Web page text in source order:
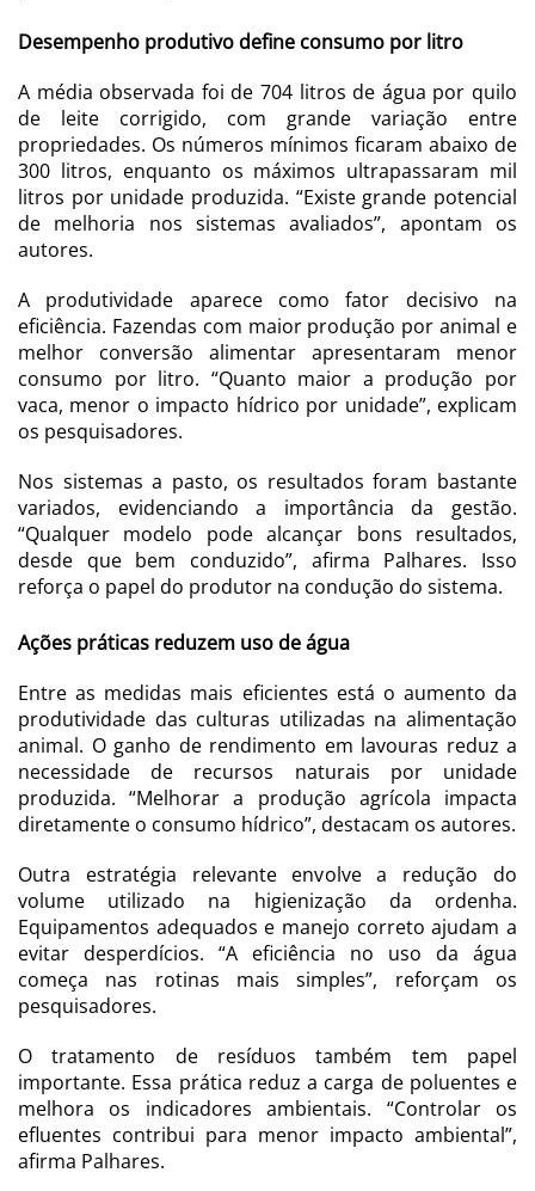
Desempenho produtivo define consumo por litro
A média observada foi de 704 litros de água por quilo
de leite corrigido, com grande variação entre
propriedades. Os números mínimos ficaram abaixo de
300 litros, enquanto os máximos ultrapassaram mil
litros por unidade produzida. “Existe grande potencial
de melhoria nos sistemas avaliados”, apontam os
autores.
A produtividade aparece como fator decisivo na
eficiência. Fazendas com maior produção por animal e
melhor conversão alimentar apresentaram menor
consumo por litro. “Quanto maior a produção por
vaca, menor o impacto hídrico por unidade”, explicam
os pesquisadores.
Nos sistemas a pasto, os resultados foram bastante
variados, evidenciando a importância da gestão.
“Qualquer modelo pode alcançar bons resultados,
desde que bem conduzido”, afirma Palhares. Isso
reforça o papel do produtor na condução do sistema.
Ações práticas reduzem uso de água
Entre as medidas mais eficientes está o aumento da
produtividade das culturas utilizadas na alimentação
animal. O ganho de rendimento em lavouras reduz a
necessidade de recursos naturais por unidade
produzida. “Melhorar a produção agrícola impacta
diretamente o consumo hídrico”, destacam os autores.
Outra estratégia relevante envolve a redução do
volume utilizado na higienização da ordenha.
Equipamentos adequados e manejo correto ajudam a
evitar desperdícios. “A eficiência no uso da água
começa nas rotinas mais simples”, reforçam os
pesquisadores.
O tratamento de resíduos também tem papel
importante. Essa prática reduz a carga de poluentes e
melhora os indicadores ambientais. “Controlar os
efluentes contribui para menor impacto ambiental”,
afirma Palhares.